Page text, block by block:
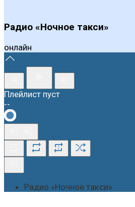
Радио «Ночное такси»
онлайн
Плейлист пуст
--
1
Радио «Ночное такси»